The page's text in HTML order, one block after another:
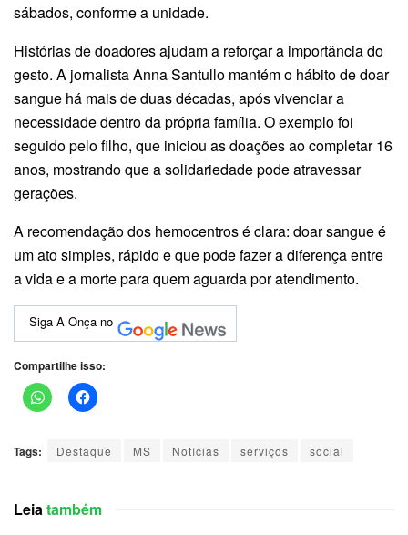
sábados, conforme a unidade.
Histórias de doadores ajudam a reforçar a importância do
gesto. A jornalista Anna Santullo mantém o hábito de doar
sangue há mais de duas décadas, após vivenciar a
necessidade dentro da própria família. O exemplo foi
seguido pelo filho, que iniciou as doações ao completar 16
anos, mostrando que a solidariedade pode atravessar
gerações.
A recomendação dos hemocentros é clara: doar sangue é
um ato simples, rápido e que pode fazer a diferença entre
a vida e a morte para quem aguarda por atendimento.
Siga A Onça no
Compartilhe isso:
Tags: Destaque MS Notícias serviços social
Leiatambém